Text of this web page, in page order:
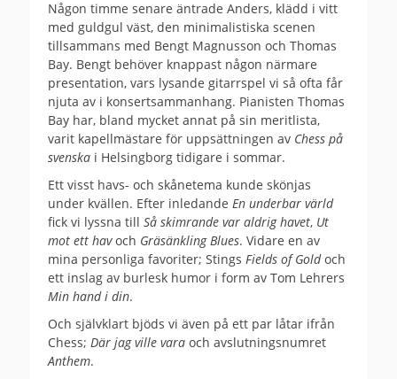
Någon timme senare äntrade Anders, klädd i vitt
med guldgul väst, den minimalistiska scenen
tillsammans med Bengt Magnusson och Thomas
Bay. Bengt behöver knappast någon närmare
presentation, vars lysande gitarrspel vi så ofta får
njuta av i konsertsammanhang. Pianisten Thomas
Bay har, bland mycket annat på sin meritlista,
varit kapellmästare för uppsättningen av Chess på
svenska i Helsingborg tidigare i sommar.
Ett visst havs- och skånetema kunde skönjas
under kvällen. Efter inledande En underbar värld
fick vi lyssna till Så skimrande var aldrig havet, Ut
mot ett havoch Gräsänkling Blues. Vidare en av
mina personliga favoriter; Stings Fields of Goldoch
ett inslag av burlesk humor i form av Tom Lehrers
Min hand i din.
Och självklart bjöds vi även på ett par låtar ifrån
Chess; Där jag ville vara och avslutningsnumret
Anthem.